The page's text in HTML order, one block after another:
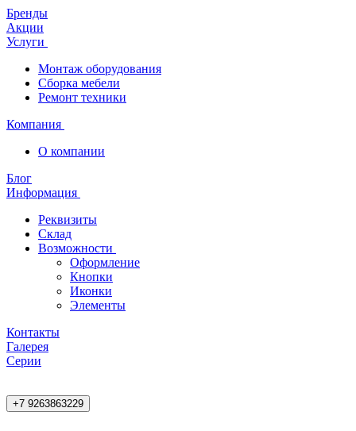
Бренды
Акции
Услуги
Монтаж оборудования
Сборка мебели
Ремонт техники
Компания
О компании
Блог
Информация
Реквизиты
Склад
Возможности
Оформление
Кнопки
Иконки
Элементы
Контакты
Галерея
Cерии
+7 9263863229